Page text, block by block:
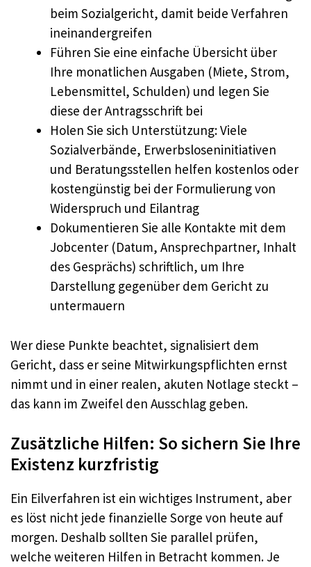
beim Sozialgericht, damit beide Verfahren
ineinandergreifen
Führen Sie eine einfache Übersicht über
Ihre monatlichen Ausgaben (Miete, Strom,
Lebensmittel, Schulden) und legen Sie
diese der Antragsschrift bei
Holen Sie sich Unterstützung: Viele
Sozialverbände, Erwerbsloseninitiativen
und Beratungsstellen helfen kostenlos oder
kostengünstig bei der Formulierung von
Widerspruch und Eilantrag
Dokumentieren Sie alle Kontakte mit dem
Jobcenter (Datum, Ansprechpartner, Inhalt
des Gesprächs) schriftlich, um Ihre
Darstellung gegenüber dem Gericht zu
untermauern
Wer diese Punkte beachtet, signalisiert dem
Gericht, dass er seine Mitwirkungspflichten ernst
nimmt und in einer realen, akuten Notlage steckt –
das kann im Zweifel den Ausschlag geben.
Zusätzliche Hilfen: So sichern Sie Ihre
Existenz kurzfristig
Ein Eilverfahren ist ein wichtiges Instrument, aber
es löst nicht jede finanzielle Sorge von heute auf
morgen. Deshalb sollten Sie parallel prüfen,
welche weiteren Hilfen in Betracht kommen. Je